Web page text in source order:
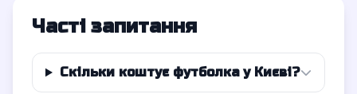
Часті запитання
Скільки коштує футболка у Києві?